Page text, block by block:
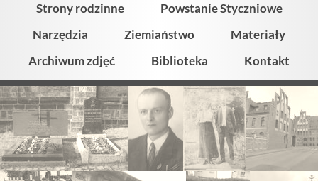
Strony rodzinne
Powstanie Styczniowe
Narzędzia
Ziemiaństwo
Materiały
Archiwum zdjęć
Biblioteka Kontakt